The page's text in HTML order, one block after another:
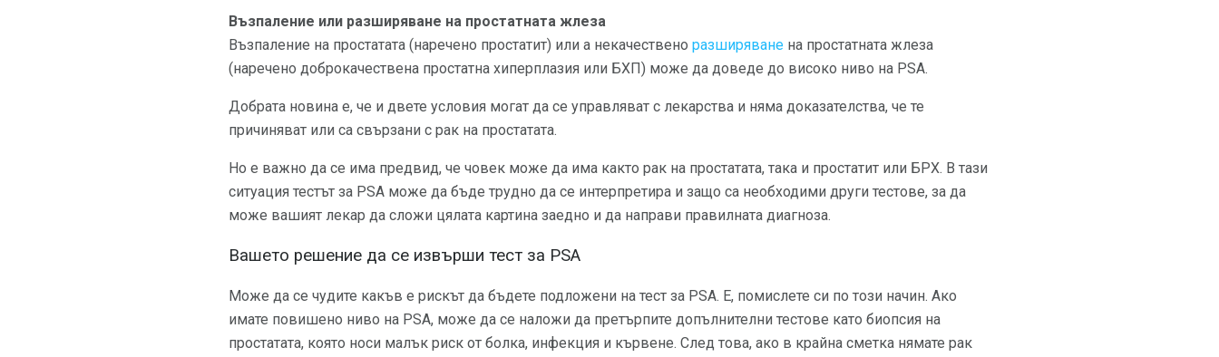
Възпаление или разширяване на простатната жлеза
Възпаление на простатата (наречено простатит) или a некачествено разширяване на простатната жлеза
(наречено доброкачествена простатна хиперплазия или БХП) може да доведе до високо ниво на PSA.
Добрата новина е, че и двете условия могат да се управляват с лекарства и няма доказателства, че те
причиняват или са свързани с рак на простатата.
Но е важно да се има предвид, че човек може да има както рак на простатата, така и простатит или БРХ. В тази
ситуация тестът за PSA може да бъде трудно да се интерпретира и защо са необходими други тестове, за да
може вашият лекар да сложи цялата картина заедно и да направи правилната диагноза.
Вашето решение да се извърши тест за PSA
Може да се чудите какъв е рискът да бъдете подложени на тест за PSA. Е, помислете си по този начин. Ако
имате повишено ниво на PSA, може да се наложи да претърпите допълнителни тестове като биопсия на
простатата, която носи малък риск от болка, инфекция и кървене. След това, ако в крайна сметка нямате рак